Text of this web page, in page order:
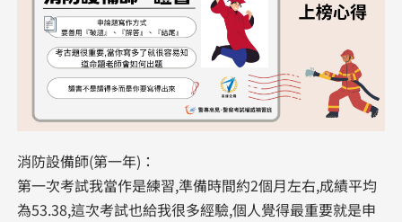
消防設備師(第一年)：
第一次考試我當作是練習,準備時間約2個月左右,成績平均
為53.38,這次考試也給我很多經驗,個人覺得最重要就是申